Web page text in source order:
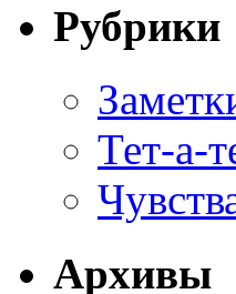
Рубрики
Тет-а-
Архивы